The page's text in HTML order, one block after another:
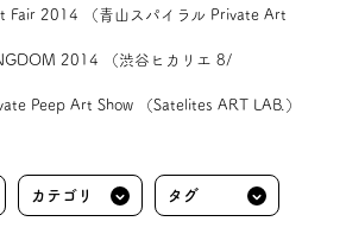
Fair 2014 （青山スパイラル Private Art
2014 （渋谷ヒカリエ 8/
Peep Art Show （Satelites ART LAB.）